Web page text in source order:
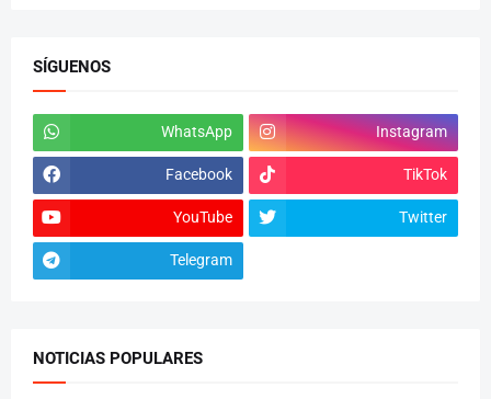
SÍGUENOS
WhatsApp Instagram
Facebook TikTok
YouTube Twitter
Telegram
NOTICIAS POPULARES